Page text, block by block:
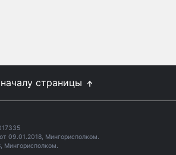
страницы
09.01.2018, Мингорисполком.
Мингорисполком.